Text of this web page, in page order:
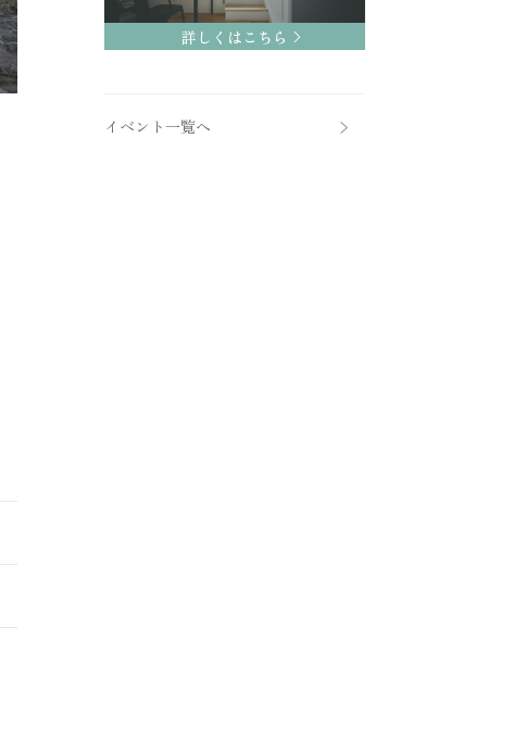
詳しくはこちら
イベント一覧へ